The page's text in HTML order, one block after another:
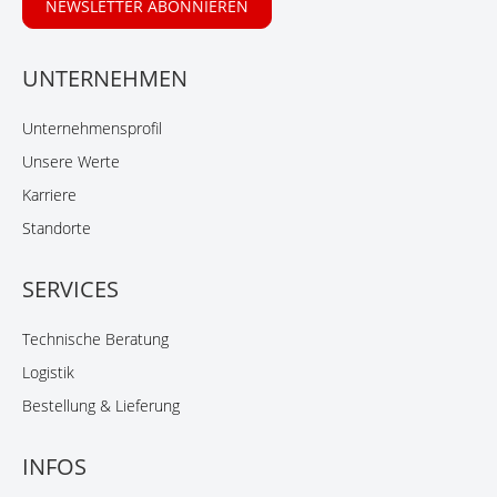
NEWSLETTER ABONNIEREN
UNTERNEHMEN
Unternehmensprofil
Unsere Werte
Karriere
Standorte
SERVICES
Technische Beratung
Logistik
Bestellung & Lieferung
INFOS